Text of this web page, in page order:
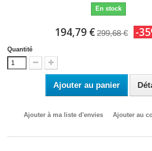
En stock
194,79 € 299,68 € -
Quantité
Ajouter au panier
Ajouter à ma liste d'envies Ajouter au